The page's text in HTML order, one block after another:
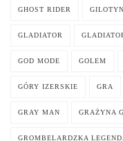
GHOST RIDER
GLADIATOR
GOD MODE GOLEM
GÓRY IZERSKIE GRA
GRAY MAN GRAŻYNA
GROMBELARDZKA